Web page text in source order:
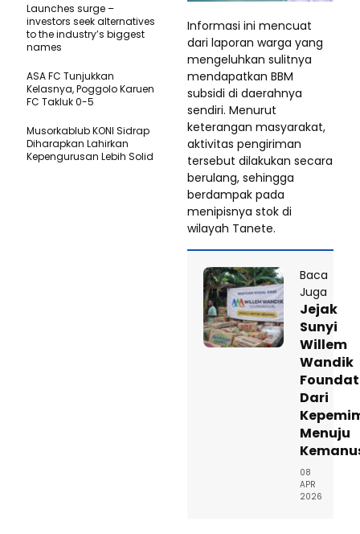
Informasi ini mencuat
dari laporan warga yang
mengeluhkan sulitnya
mendapatkan BBM
subsidi di daerahnya
sendiri. Menurut
keterangan masyarakat,
aktivitas pengiriman
tersebut dilakukan secara
berulang, sehingga
berdampak pada
menipisnya stok di
wilayah Tanete.
Baca
Juga
Jejak
Sunyi
Willem
Wandik
Dari
Menuju
08
APR
2026
Launches surge –
investors seek alternatives
to the industry’s biggest
names
ASA FC Tunjukkan
Kelasnya, Poggolo Karuen
FC Takluk 0-5
Musorkablub KONI Sidrap
Diharapkan Lahirkan
Kepengurusan Lebih Solid